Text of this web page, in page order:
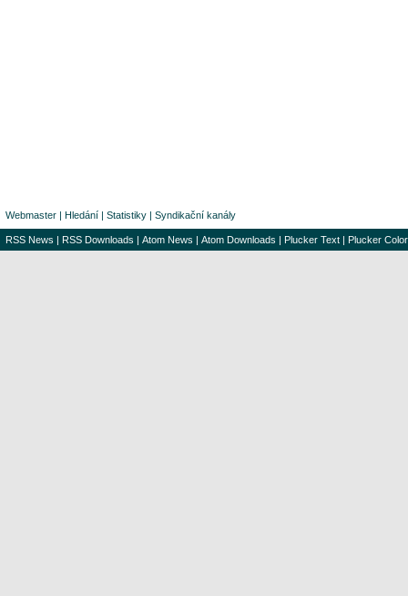
Webmaster | Hledání | Statistiky | Syndikační kanály
RSS News | RSS Downloads | Atom News | Atom Downloads | Plucker Text | Plucker Color